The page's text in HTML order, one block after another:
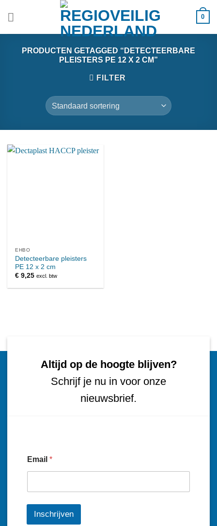
0
PRODUCTEN GETAGGED “DETECTEERBARE
PLEISTERS PE 12 X 2 CM”
FILTER
EHBO
Detecteerbare pleisters
PE 12 x 2 cm
€ 9,25 excl. btw
Altijd op de hoogte blijven?
Schrijf je nu in voor onze
nieuwsbrief.
Email *
Inschrijven